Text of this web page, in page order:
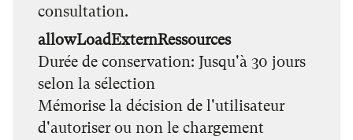
consultation.
allowLoadExternRessources
Durée de conservation Jusqu'à 30 jours
selon la sélection
Mémorise la décision de l'utilisateur
d'autoriser ou non le chargement